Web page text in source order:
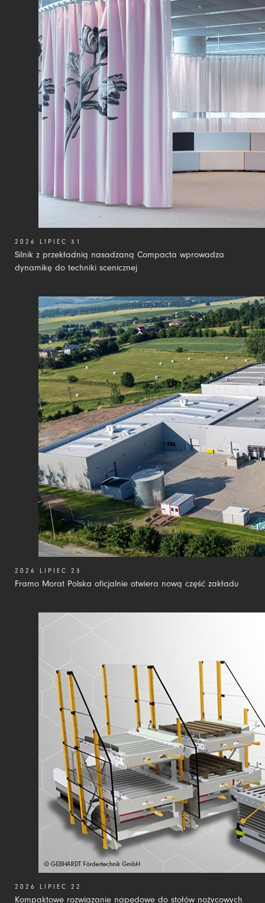
Silnik z przekładnią nasadzaną Compacta wprowadza
dynamikę do techniki scenicznej
2026 LIPIEC 31
Framo Morat Polska oficjalnie otwiera nową część zakładu
2026 LIPIEC 23
Kompaktowe rozwiązanie napędowe do stołów nożycowych
2026 LIPIEC 22